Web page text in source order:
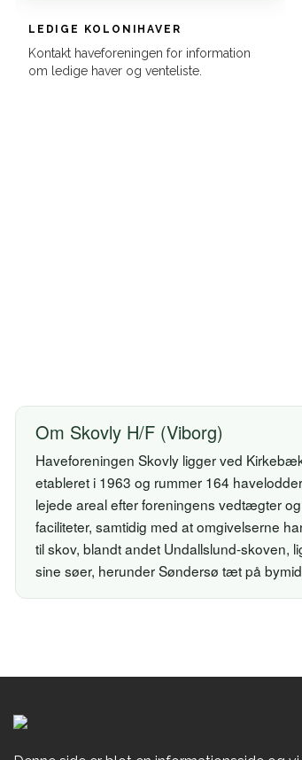
LEDIGE KOLONIHAVER
Kontakt haveforeningen for information
om ledige haver og venteliste.
Om Skovly H/F (Viborg)
Haveforeningen Skovly ligger ved
etableret i 1963 og rummer 164
lejede areal efter foreningens vedtægter
faciliteter, samtidig med at omgivelserne
til skov, blandt andet Undallslund-skoven,
sine søer, herunder Søndersø tæt på